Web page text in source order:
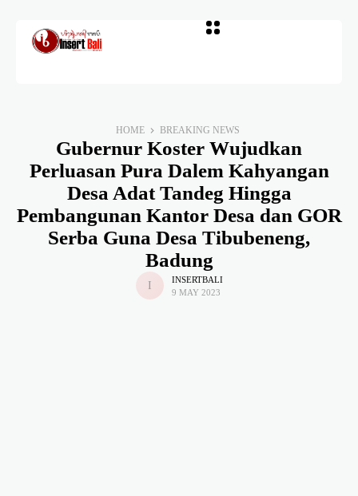
HOME BREAKING NEWS
Gubernur Koster Wujudkan
Perluasan Pura Dalem Kahyangan
Desa Adat Tandeg Hingga
Pembangunan Kantor Desa dan GOR
Serba Guna Desa Tibubeneng,
Badung
INSERTBALI
9 MAY 2023